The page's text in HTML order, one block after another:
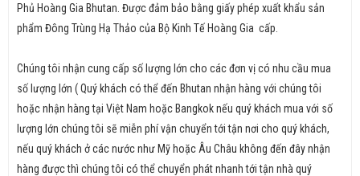
Phủ Hoàng Gia Bhutan. Được đảm bảo bằng giấy phép xuất khẩu sản
phẩm Đông Trùng Hạ Thảo của Bộ Kinh Tế Hoàng Gia cấp.
Chúng tôi nhận cung cấp số lượng lớn cho các đơn vị có nhu cầu mua
số lượng lớn ( Quý khách có thể đến Bhutan nhận hàng với chúng tôi
hoặc nhận hàng tại Việt Nam hoặc Bangkok nếu quý khách mua với số
lượng lớn chúng tôi sẽ miễn phí vận chuyển tới tận nơi cho quý khách,
nếu quý khách ở các nước như Mỹ hoặc Âu Châu không đến đây nhận
hàng được thì chúng tôi có thể chuyển phát nhanh tới tận nhà quý